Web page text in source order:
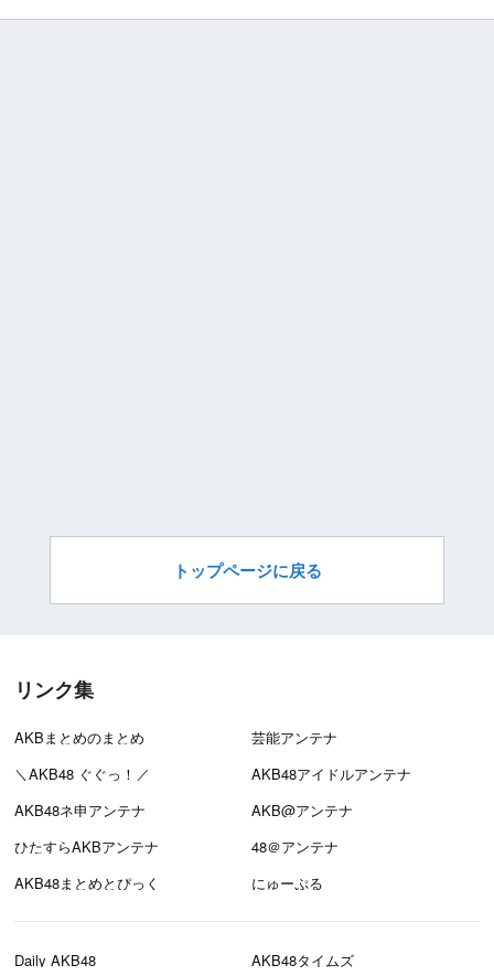
トップページに戻る
リンク集
AKBまとめのまとめ
芸能アンテナ
＼AKB48 ぐぐっ！／
AKB48アイドルアンテナ
AKB48ネ申アンテナ
AKB@アンテナ
ひたすらAKBアンテナ
48＠アンテナ
AKB48まとめとぴっく
にゅーぷる
Daily AKB48 AKB48タイムズ